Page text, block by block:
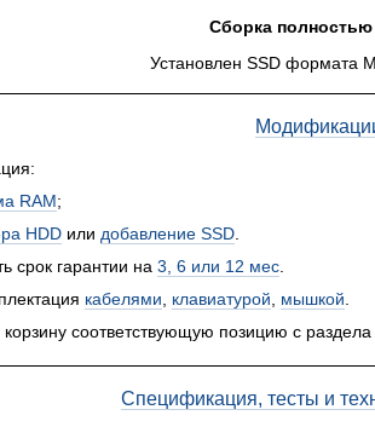
Сборка полностью
Установлен SSD формата
RAM;
HDD или добавление SSD
срок гарантии на 3, 6 или 12 мес
кабелями клавиатурой мышкой
корзину соответствующую позицию с раздела
Спецификация, тесты и